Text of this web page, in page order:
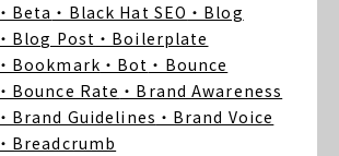
・Beta ・Black Hat SEO ・Blog
・Blog Post ・Boilerplate
・Bookmark ・Bot ・Bounce
・Bounce Rate ・Brand Awareness
・Brand Guidelines ・Brand Voice
・Breadcrumb